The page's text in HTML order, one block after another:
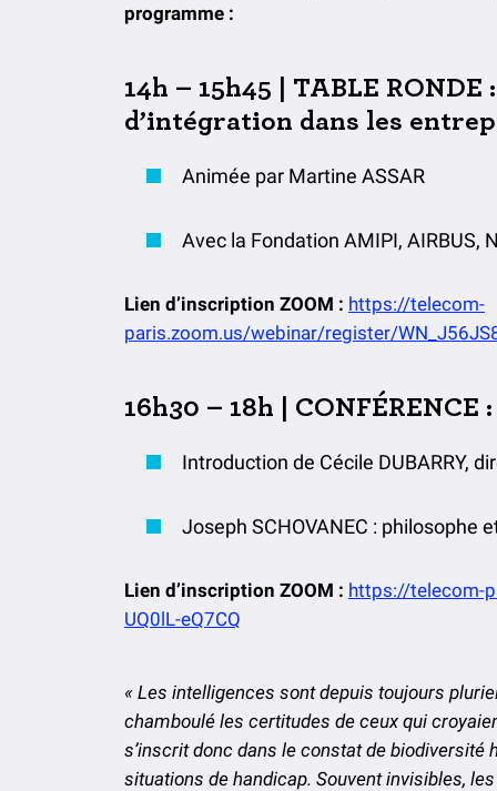
programme :
14h – 15h45 | TABLE
d’intégration dans les
Animée par Martine ASSAR
Avec la Fondation AMIPI, AIRBUS,
Lien d’inscription ZOOM : https://telecom-
paris.zoom.us/webinar/register/
16h30 – 18h |
Introduction de Cécile DUBARRY,
Joseph SCHOVANEC : philosophe
Lien d’inscription ZOOM : https://telecom-
UQ0lL-eQ7CQ
« Les intelligences sont depuis toujours
chamboulé les certitudes de ceux qui
s’inscrit donc dans le constat de biodiversité
situations de handicap. Souvent invisibles,